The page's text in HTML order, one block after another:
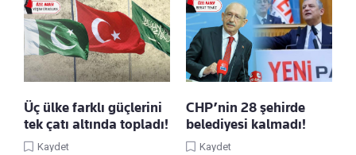
Üç ülke farklı güçlerini
tek çatı altında topladı!
Kaydet
CHP’nin 28 şehirde
belediyesi kalmadı!
Kaydet